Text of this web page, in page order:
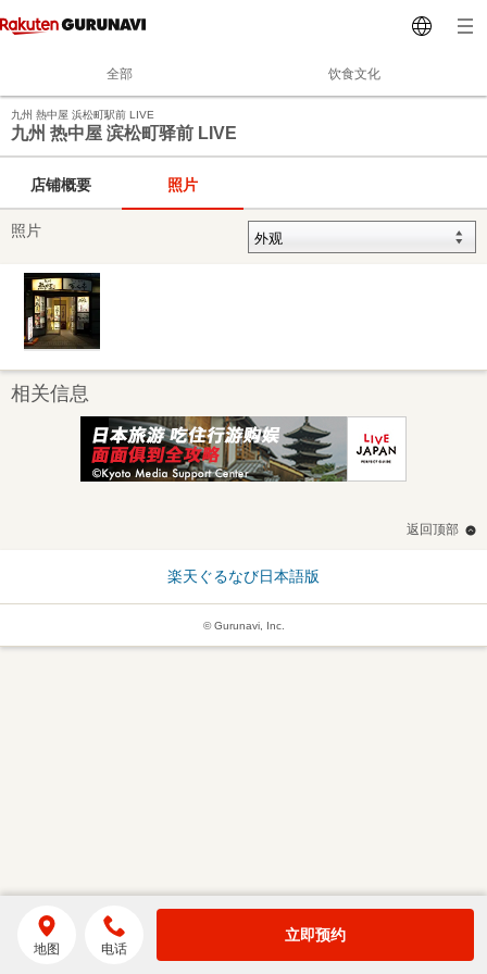
全部 饮食文化
九州 熱中屋 浜松町駅前 LIVE
九州 热中屋 滨松町驿前 LIVE
店铺概要 照片
照片
相关信息
返回顶部
楽天ぐるなび日本語版
© Gurunavi, Inc.
地图 电话
立即预约